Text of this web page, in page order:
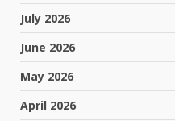
July 2026
June 2026
May 2026
April 2026